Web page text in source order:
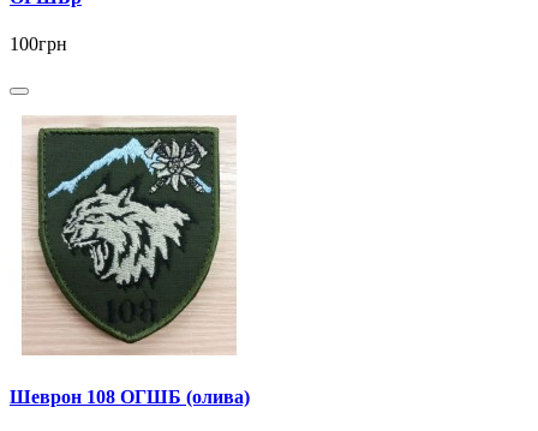
100грн
Шеврон 108 ОГШБ (олива)